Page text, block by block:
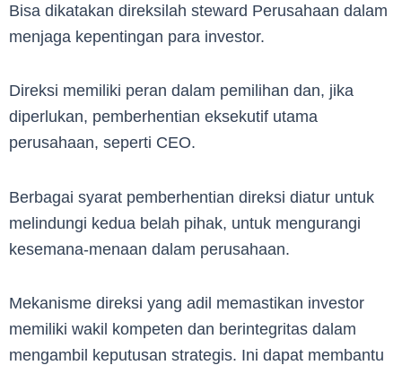
Bisa dikatakan direksilah steward Perusahaan dalam
menjaga kepentingan para investor.
Direksi memiliki peran dalam pemilihan dan, jika
diperlukan, pemberhentian eksekutif utama
perusahaan, seperti CEO.
Berbagai syarat pemberhentian direksi diatur untuk
melindungi kedua belah pihak, untuk mengurangi
kesemana-menaan dalam perusahaan.
Mekanisme direksi yang adil memastikan investor
memiliki wakil kompeten dan berintegritas dalam
mengambil keputusan strategis. Ini dapat membantu